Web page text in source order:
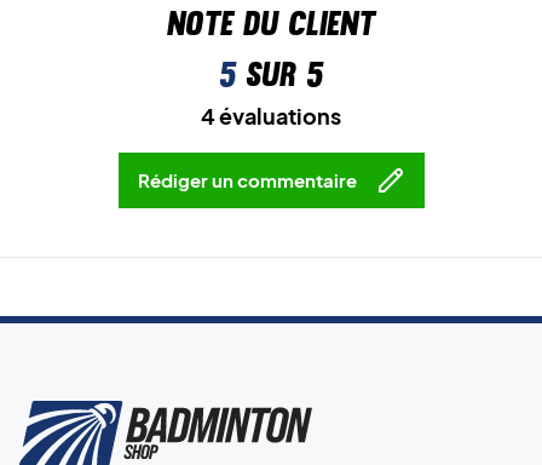
Note du client
5sur 5
4 évaluations
Rédiger un commentaire